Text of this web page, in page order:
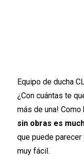
Equipo de ducha
¿Con cuántas te
más de una! Como
sin obras es
que puede parecer
muy fácil.